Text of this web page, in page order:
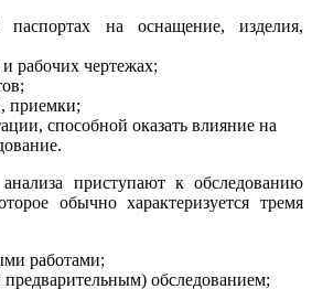
паспортах на оснащение, изделия,
рабочих чертежах;
приемки;
способной оказать влияние на
приступают к обследованию
обычно характеризуется тремя
работами;
обследованием;